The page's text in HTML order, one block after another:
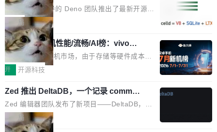
色方案、深色方案——会产生大量无意义的组
合。方案缺了、配置冲突了、全 null 了。要知道
哪些组合有效，作者说，你得靠"文档、校验、或
者部落知识"。 换个写法。Rust 的 enum，两个
变体：Switchable...
r 上把事情说清楚了： 今天我们发布了 Cloudfla
re OS，一个带连接器的聊天机器人，跟其他所
有科技公司做的一样。只不过，实际上它不一
样。这是 Sandstorm.io 的重制版，我十年前的
那个创业公司。不同的是，这次它构建在 Cloudf
lare Workers 上——我花了九年时间搭建的平台
——并且深度集成了 AI。这基本上是我十年秘密
计划的顶峰。 十年前，Ken...
布式 Durable Objects
Ryan Dahl 领导的 Deno 团队推出了最新开源项
目 Celld，一个能在自己机器上运行 Cloudflare
Workers 和 Durable Objects 的守护进程。 设
计思路很直接：每个对象是一个独立的 SQLite
数据库，按名称寻址，复制到你自己的 S3 兼容
存储库里。节点之间只通过这个存储库协调——
个小型数据库，应用天然按分片构建，单个数据
库的竞争和爆炸半径问题在设计层面就被消除
了。 闲置的 cell 会休眠到几乎不占资源。当 cel
l 迁移或唤醒时，新宿主从 S3 恢复 SQLite 数据
局
鲁大师7月新机性能/流畅/AI榜：vivo夺
性能、流畅双第一，三星Galaxy Z系列
新折叠缺席
2026年7月的手机市场，由于存储等硬件成本暴
增，手机厂商的日子也不好过啊，新机速度明显
高价的三星折叠（三星Galaxy Z Fold8 Ultra / Z
Fold8 / Z Flip8）外，其余要么是中低端机器，
例如iQOO Z11i、REDMI Note 17、REDMI No
te 17 Pro、OPPO K15，要么是vivo X300 E这
开 开源科技
Zed 推出 DeltaDB，一个记录 commit
之间所有操作的版本控制系统
Zed 编辑器团队发布了新项目——DeltaDB，一
个在 git commit 之间记录每一次编辑操作的版
本控制系统。目前处于 Early Access 阶段。 De
局